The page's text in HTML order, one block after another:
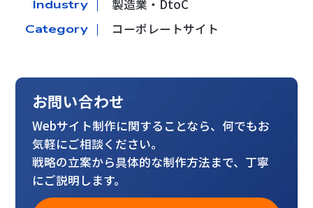
Industry ｜ 製造業・DtoC
Category ｜ コーポレートサイト
お問い合わせ
Webサイト制作に関することなら、何でもお
気軽にご相談ください。
戦略の立案から具体的な制作方法まで、丁寧
にご説明します。